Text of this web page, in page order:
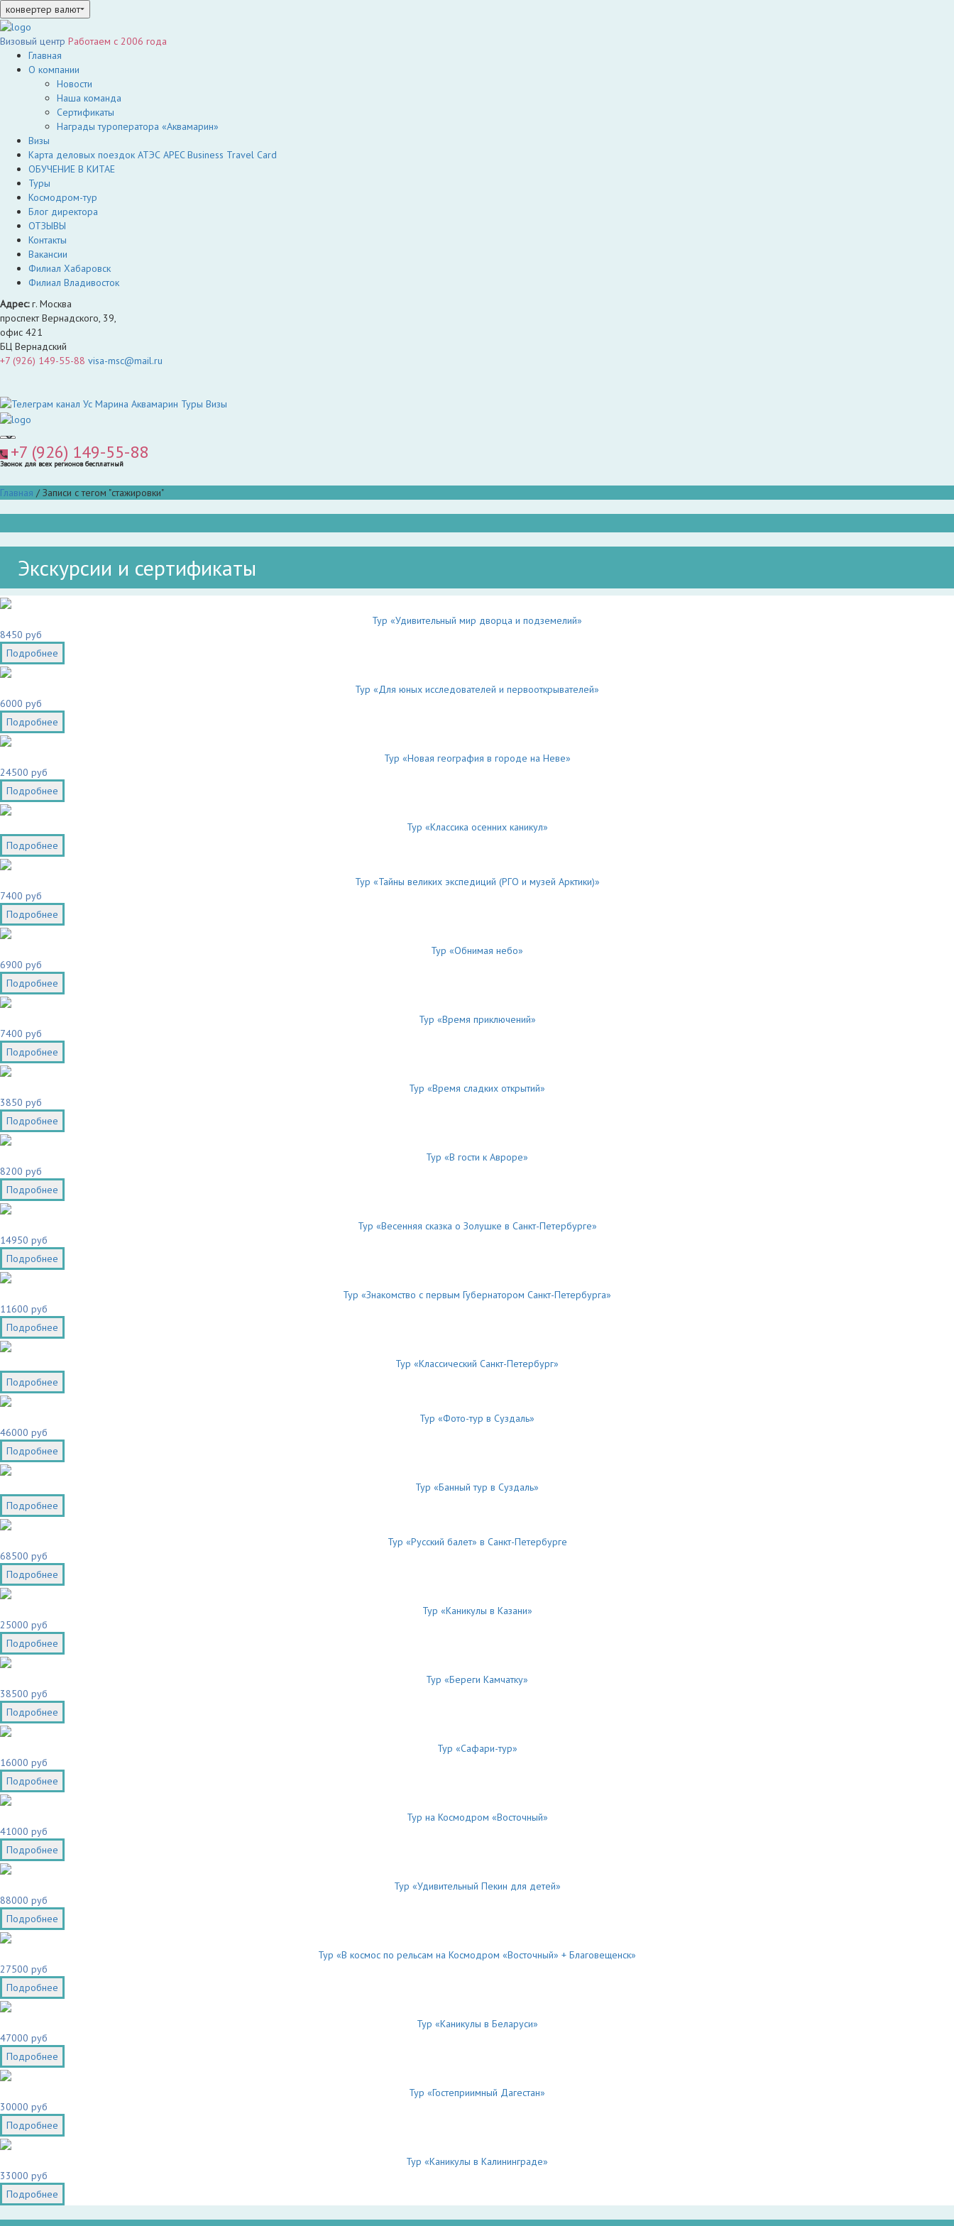
конвертер валют
Визовый центр Работаем c 2006 года
Главная
О компании
Новости
Наша команда
Сертификаты
Награды туроператора «Аквамарин»
Визы
Карта деловых поездок АТЭС APEC Business Travel Card
ОБУЧЕНИЕ В КИТАЕ
Туры
Космодром-тур
Блог директора
ОТЗЫВЫ
Контакты
Вакансии
Филиал Хабаровск
Филиал Владивосток
Адрес:г. Москва
проспект Вернадского, 39,
офис 421
БЦ Вернадский
+7 (926) 149-55-88 visa-msc@mail.ru
+7 (926) 149-55-88
Звонок для всех регионов бесплатный
Главная / Записи с тегом "стажировки"
Экскурсии и сертификаты
Тур «Удивительный мир дворца и подземелий»
8450 руб
Подробнее
Тур «Для юных исследователей и первооткрывателей»
6000 руб
Подробнее
Тур «Новая география в городе на Неве»
24500 руб
Подробнее
Тур «Классика осенних каникул»
Подробнее
Тур «Тайны великих экспедиций (РГО и музей Арктики)»
7400 руб
Подробнее
Тур «Обнимая небо»
6900 руб
Подробнее
Тур «Время приключений»
7400 руб
Подробнее
Тур «Время сладких открытий»
3850 руб
Подробнее
Тур «В гости к Авроре»
8200 руб
Подробнее
Тур «Весенняя сказка о Золушке в Санкт-Петербурге»
14950 руб
Подробнее
Тур «Знакомство с первым Губернатором Санкт-Петербурга»
11600 руб
Подробнее
Тур «Классический Санкт-Петербург»
Подробнее
Тур «Фото-тур в Суздаль»
46000 руб
Подробнее
Тур «Банный тур в Суздаль»
Подробнее
Тур «Русский балет» в Санкт-Петербурге
68500 руб
Подробнее
Тур «Каникулы в Казани»
25000 руб
Подробнее
Тур «Береги Камчатку»
38500 руб
Подробнее
Тур «Сафари-тур»
16000 руб
Подробнее
Тур на Космодром «Восточный»
41000 руб
Подробнее
Тур «Удивительный Пекин для детей»
88000 руб
Подробнее
Тур «В космос по рельсам на Космодром «Восточный» + Благовещенск»
27500 руб
Подробнее
Тур «Каникулы в Беларуси»
47000 руб
Подробнее
Тур «Гостеприимный Дагестан»
30000 руб
Подробнее
Тур «Каникулы в Калининграде»
33000 руб
Подробнее